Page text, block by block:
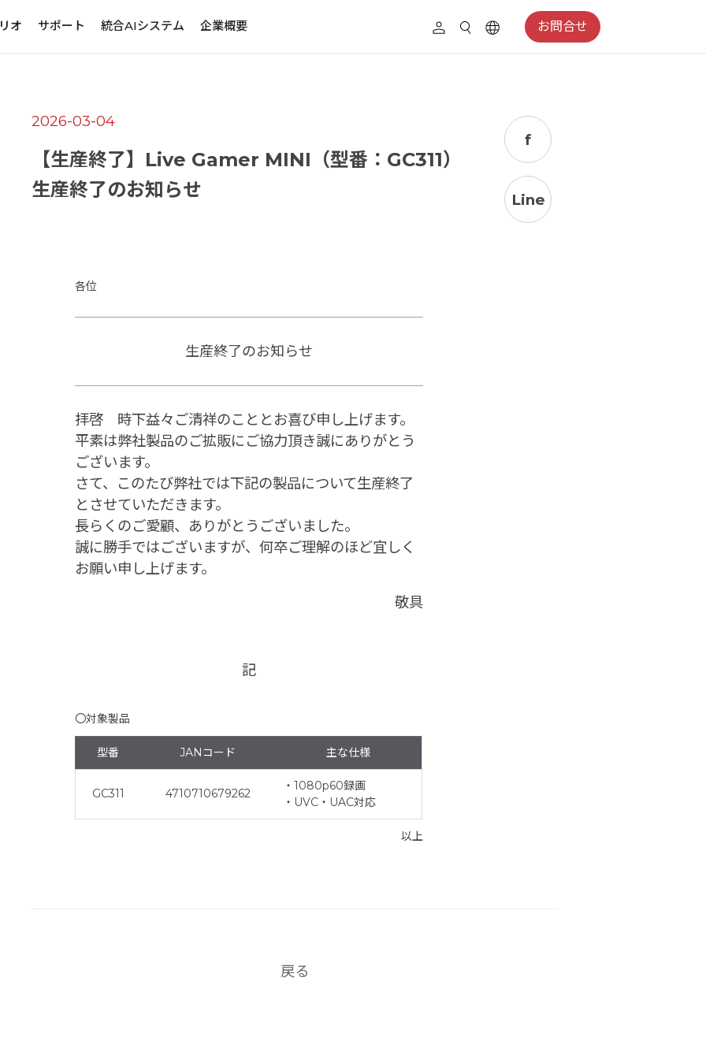
オ サポート 統合AIシステム 企業概要 お問合せ
2026-03-04
【生産終了】Live Gamer MINI（型番：GC311）
生産終了のお知らせ
各位
生産終了のお知らせ
拝啓 時下益々ご清祥のこととお喜び申し上げます。
平素は弊社製品のご拡販にご協力頂き誠にありがとう
ございます。
さて、このたび弊社では下記の製品について生産終了
とさせていただきます。
長らくのご愛顧、ありがとうございました。
誠に勝手ではございますが、何卒ご理解のほど宜しく
お願い申し上げます。
敬具
記
〇対象製品
型番 JANコード 主な仕様
GC311 4710710679262
・1080p60録画
・UVC・UAC対応
以上
f
Line
戻る